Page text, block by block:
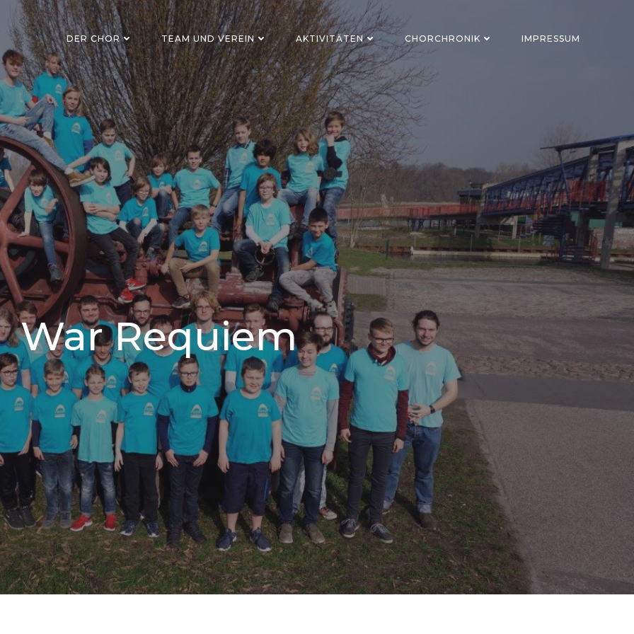
DER CHOR TEAM UND VEREIN AKTIVITÄTEN CHORCHRONIK IMPRESSUM
War Requiem